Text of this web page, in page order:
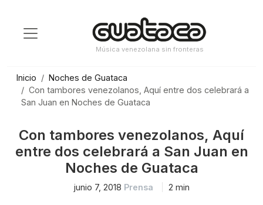
contenido
Música venezolana sin fronteras
Inicio
Noches de Guataca
Con tambores venezolanos, Aquí entre dos celebrará a
San Juan en Noches de Guataca
Con tambores venezolanos, Aquí
entre dos celebrará a San Juan en
Noches de Guataca
junio 7, 2018 Prensa 2 min